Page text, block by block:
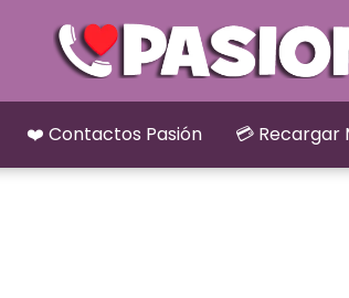
❤️ Contactos Pasión 💳 Recargar